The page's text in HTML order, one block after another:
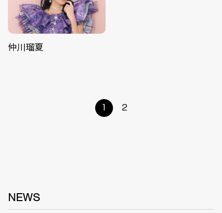
仲川瑠夏
1 2
NEWS